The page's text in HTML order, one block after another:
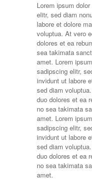
Lorem ipsum
elitr, sed diam
labore et dolore
voluptua. At vero
dolores et ea
sea takimata
amet. Lorem
sadipscing elitr,
invidunt ut labore
sed diam
duo dolores et ea
no sea takimata
amet. Lorem
sadipscing elitr,
invidunt ut labore
sed diam
duo dolores et ea
no sea takimata
amet.